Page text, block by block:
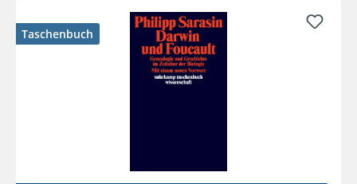
Taschenbuch